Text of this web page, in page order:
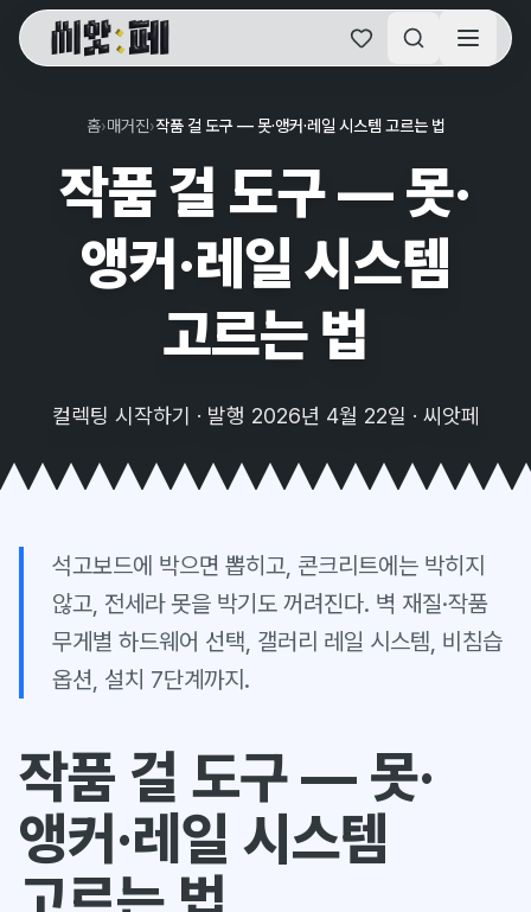
씨앗페 온라인 홈
홈›매거진›작품 걸 도구 — 못·앵커·레일 시스템 고르는 법
작품 걸 도구 — 못·
앵커·레일 시스템
고르는 법
컬렉팅 시작하기 · 발행 2026년 4월 22일 · 씨앗페
석고보드에 박으면 뽑히고, 콘크리트에는 박히지
않고, 전세라 못을 박기도 꺼려진다. 벽 재질·작품
무게별 하드웨어 선택, 갤러리 레일 시스템, 비침습
옵션, 설치 7단계까지.
작품 걸 도구 — 못·
앵커·레일 시스템